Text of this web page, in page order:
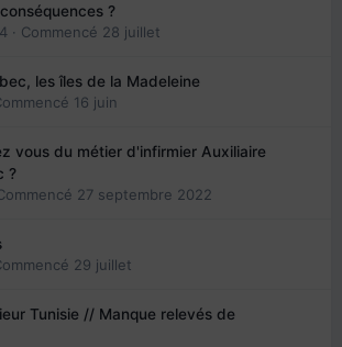
?
· Commencé 28 juillet
les îles de la Madeleine
16 juin
vous du métier d'infirmier Auxiliaire
?
27 septembre 2022
29 juillet
Tunisie // Manque relevés de